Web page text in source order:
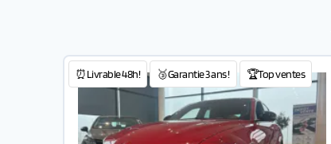
⏰Livrable 48h! 🥉Garantie 3 ans ! 🏆Top ventes